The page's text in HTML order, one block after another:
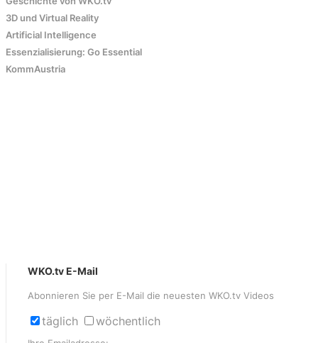
3D und Virtual Reality
Artificial Intelligence
Essenzialisierung: Go Essential
KommAustria
WKO.tv E-Mail
Abonnieren Sie per E-Mail die neuesten WKO.tv Videos
täglich wöchentlich